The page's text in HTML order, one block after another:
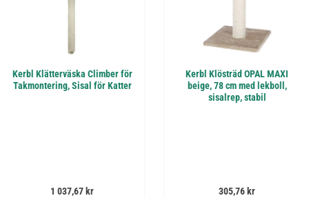
Kerbl Klätterväska Climber för
Takmontering, Sisal för Katter
Ordinarie pris:
1 037,67 kr
Kerbl Klösträd OPAL MAXI
beige, 78 cm med lekboll,
sisalrep, stabil
Ordinarie pris:
305,76 kr